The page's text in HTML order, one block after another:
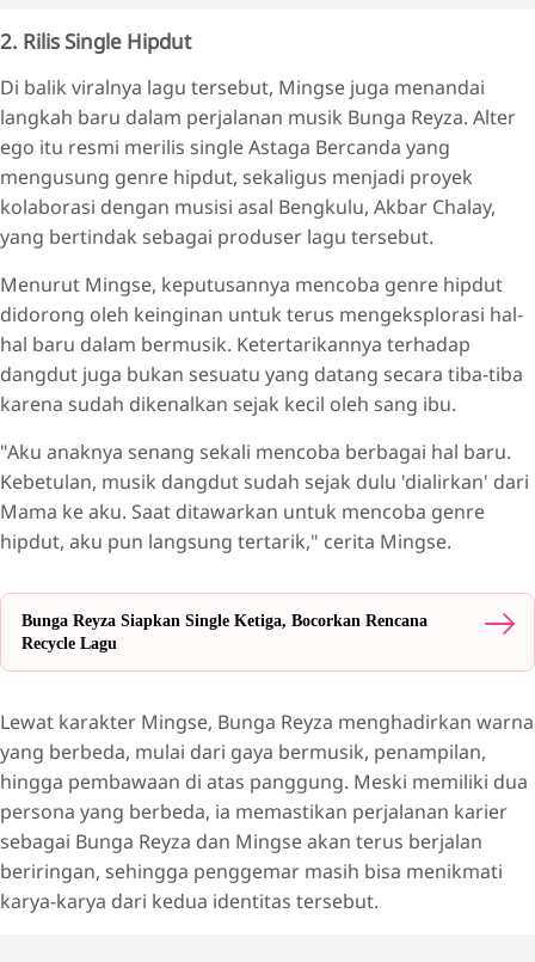
2. Rilis Single Hipdut
Di balik viralnya lagu tersebut, Mingse juga menandai
langkah baru dalam perjalanan musik Bunga Reyza. Alter
ego itu resmi merilis single Astaga Bercanda yang
mengusung genre hipdut, sekaligus menjadi proyek
kolaborasi dengan musisi asal Bengkulu, Akbar Chalay,
yang bertindak sebagai produser lagu tersebut.
Menurut Mingse, keputusannya mencoba genre hipdut
didorong oleh keinginan untuk terus mengeksplorasi hal-
hal baru dalam bermusik. Ketertarikannya terhadap
dangdut juga bukan sesuatu yang datang secara tiba-tiba
karena sudah dikenalkan sejak kecil oleh sang ibu.
"Aku anaknya senang sekali mencoba berbagai hal baru.
Kebetulan, musik dangdut sudah sejak dulu 'dialirkan' dari
Mama ke aku. Saat ditawarkan untuk mencoba genre
hipdut, aku pun langsung tertarik," cerita Mingse.
Bunga Reyza Siapkan Single Ketiga, Bocorkan Rencana
Recycle Lagu
Lewat karakter Mingse, Bunga Reyza menghadirkan warna
yang berbeda, mulai dari gaya bermusik, penampilan,
hingga pembawaan di atas panggung. Meski memiliki dua
persona yang berbeda, ia memastikan perjalanan karier
sebagai Bunga Reyza dan Mingse akan terus berjalan
beriringan, sehingga penggemar masih bisa menikmati
karya-karya dari kedua identitas tersebut.